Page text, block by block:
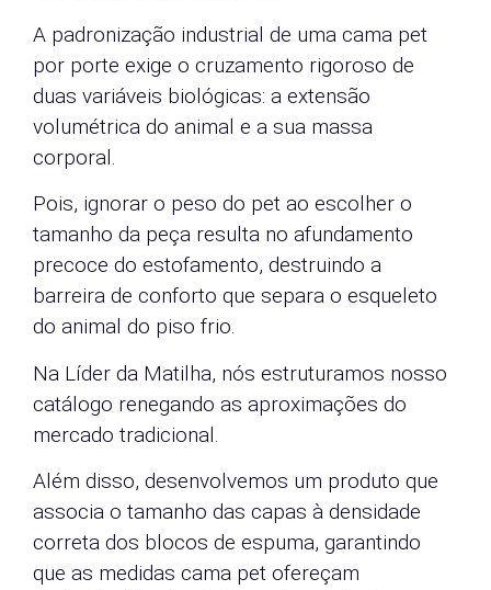
A padronização industrial de uma cama pet
por porte exige o cruzamento rigoroso de
duas variáveis biológicas: a extensão
volumétrica do animal e a sua massa
corporal.
Pois, ignorar o peso do pet ao escolher o
tamanho da peça resulta no afundamento
precoce do estofamento, destruindo a
barreira de conforto que separa o esqueleto
do animal do piso frio.
Na Líder da Matilha, nós estruturamos nosso
catálogo renegando as aproximações do
mercado tradicional.
Além disso, desenvolvemos um produto que
associa o tamanho das capas à densidade
correta dos blocos de espuma, garantindo
que as medidas cama pet ofereçam